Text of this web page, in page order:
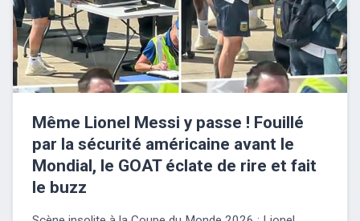
Même Lionel Messi y passe ! Fouillé
par la sécurité américaine avant le
Mondial, le GOAT éclate de rire et fait
le buzz